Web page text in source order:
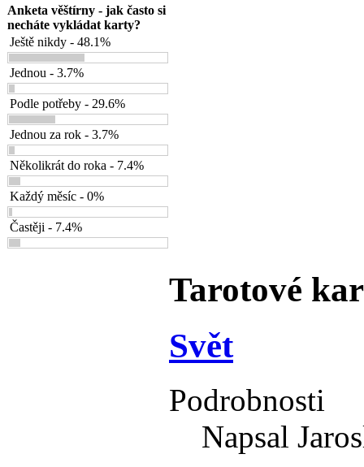
Anketa věštírny - jak často si
necháte vykládat karty?
Ještě nikdy - 48.1%
Jednou - 3.7%
Podle potřeby - 29.6%
Jednou za rok - 3.7%
Několikrát do roka - 7.4%
Každý měsíc - 0%
Častěji - 7.4%
Tarotové
Svět
Podrobnosti
Napsal